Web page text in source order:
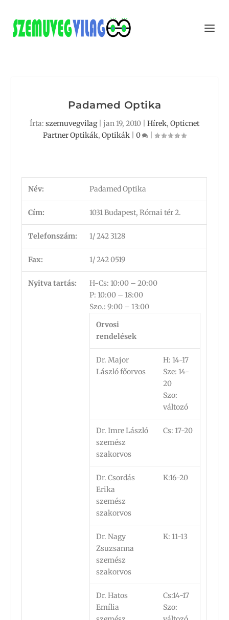
Padamed Optika
Írta: szemuvegvilag| jan 19, 2010 Hírek, Opticnet
Partner Optikák, Optikák 0
Név: Padamed Optika
Cím: 1031 Budapest, Római tér 2.
Telefonszám: 1/ 242 3128
Fax: 1/ 242 0519
Nyitva tartás:
H-Cs: 10:00 – 20:00
P: 10:00 – 18:00
Szo.: 9:00 – 13:00
Orvosi
rendelések
Dr. Major
László főorvos
H: 14-17
Sze: 14-
20
Szo:
változó
Dr. Imre László
szemész
szakorvos
Cs: 17-20
Dr. Csordás
Erika
szemész
szakorvos
K:16-20
Dr. Nagy
Zsuzsanna
szemész
szakorvos
K: 11-13
Dr. Hatos
Emília
Cs:14-17
Szo: